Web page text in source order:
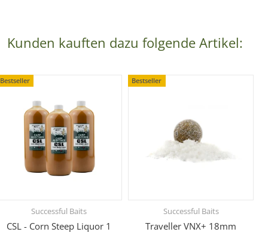
Kunden kauften dazu folgende Artikel:
Bestseller
Successful Baits
CSL - Corn Steep Liquor 1
Bestseller
Successful Baits
Traveller VNX+ 18mm